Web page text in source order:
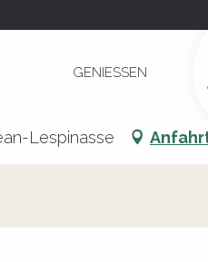
GENIESSEN
Jacques Rousseau - Festival
Jacques
Lespinasse